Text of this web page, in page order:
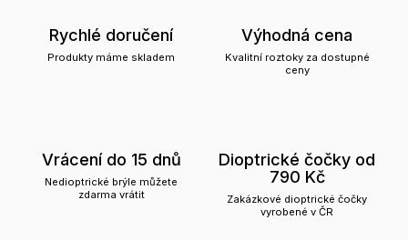
Rychlé doručení
Produkty máme skladem
Výhodná cena
Kvalitní roztoky za dostupné
ceny
Vrácení do 15 dnů
Nedioptrické brýle můžete
zdarma vrátit
Dioptrické čočky od
790 Kč
Zakázkové dioptrické čočky
vyrobené v ČR